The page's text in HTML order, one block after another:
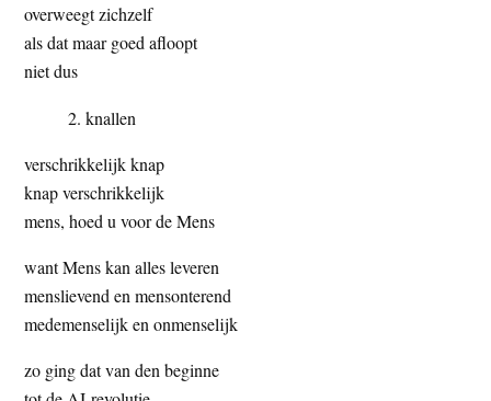
overweegt zichzelf
als dat maar goed afloopt
niet dus
knallen
verschrikkelijk knap
knap verschrikkelijk
mens, hoed u voor de Mens
want Mens kan alles leveren
menslievend en mensonterend
medemenselijk en onmenselijk
zo ging dat van den beginne